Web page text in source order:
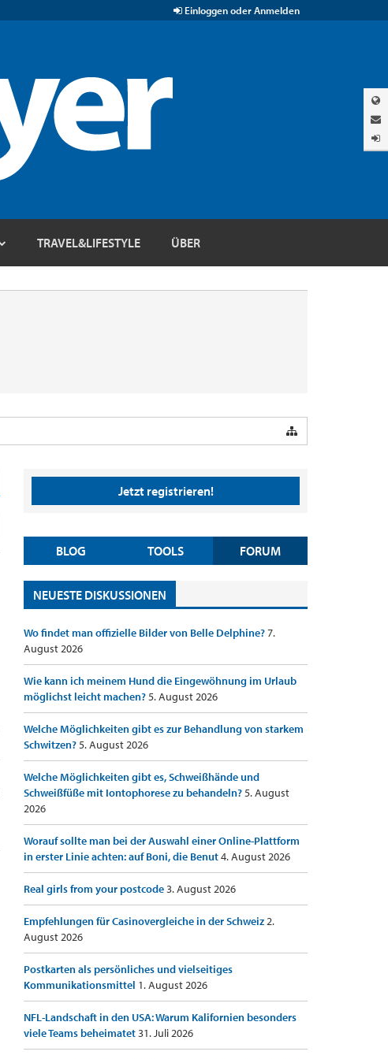
Einloggen oder Anmelden
TRAVEL&LIFESTYLE ÜBER
Jetzt registrieren!
BLOG TOOLS FORUM
NEUESTE DISKUSSIONEN
Wo findet man offizielle Bilder von Belle Delphine?7.
August 2026
Wie kann ich meinem Hund die Eingewöhnung im Urlaub
möglichst leicht machen?5. August 2026
Welche Möglichkeiten gibt es zur Behandlung von starkem
Schwitzen?5. August 2026
Welche Möglichkeiten gibt es, Schweißhände und
Schweißfüße mit Iontophorese zu behandeln?5. August
2026
Worauf sollte man bei der Auswahl einer Online-Plattform
in erster Linie achten: auf Boni, die Benut4. August 2026
Real girls from your postcode3. August 2026
Empfehlungen für Casinovergleiche in der Schweiz2.
August 2026
Postkarten als persönliches und vielseitiges
Kommunikationsmittel 1. August 2026
NFL-Landschaft in den USA: Warum Kalifornien besonders
viele Teams beheimatet31. Juli 2026